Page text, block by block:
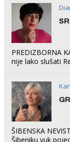
PREDIZBORNA
nije lako slušati
ŠIBENSKA
Šibeniku vuk